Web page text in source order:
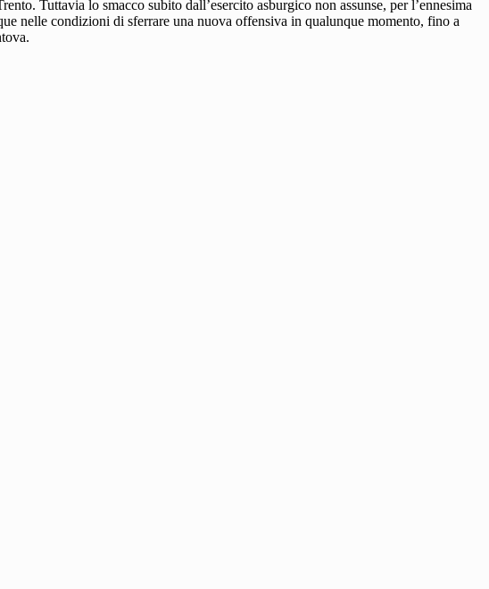
Tuttavia lo smacco subito dall’esercito asburgico non assunse, per l’ennesima
nelle condizioni di sferrare una nuova offensiva in qualunque momento, fino a